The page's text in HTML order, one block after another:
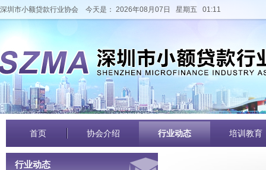
深圳市小额贷款行业协会 今天是： 2026年08月07日 星期五 01:11
首页 协会介绍 行业动态 培训教育
行业动态